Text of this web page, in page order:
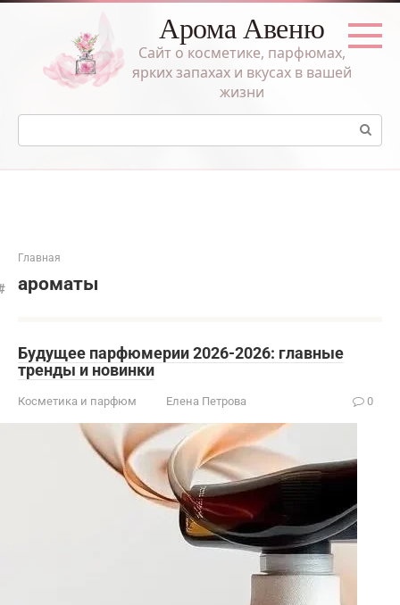
Перейти
Арома Авеню
Сайт о косметике, парфюмах,
ярких запахах и вкусах в вашей
жизни
Поиск:
Главная
ароматы
Будущее парфюмерии 2026-2026: главные
тренды и новинки
Косметика и парфюм Елена Петрова 0